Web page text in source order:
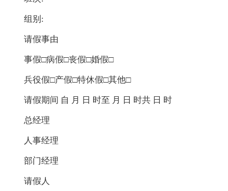
组别:
请假事由
事假□病假□丧假□婚假□
兵役假□产假□特休假□其他□
请假期间 自 月 日 时至 月 日 时共 日 时
总经理
人事经理
部门经理
请假人